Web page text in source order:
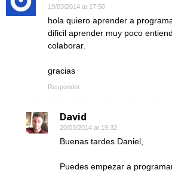
19/03/2014 at 17:50
hola quiero aprender a
dificil aprender muy poco
colaborar.
gracias
Responder
David
20/03/2014 at 19:32
Buenas tardes Daniel,
Puedes empezar a